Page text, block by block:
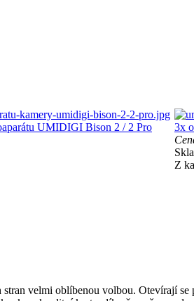
UMIDIGI Bison 2 / 2 Pro
3x
Z
velmi oblíbenou volbou. Otevírají